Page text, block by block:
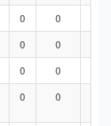
0 0
0 0
0 0
0 0